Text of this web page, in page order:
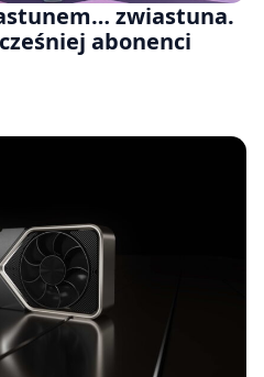
zwiastuna.
abonenci